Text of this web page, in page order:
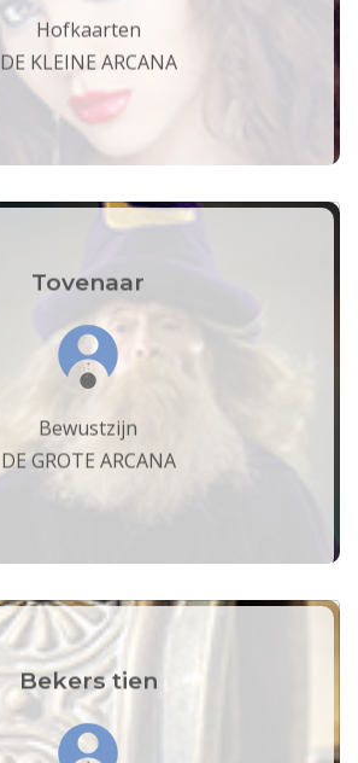
Hofkaarten
DE KLEINE ARCANA
Tovenaar
Bewustzijn
DE GROTE ARCANA
Bekers tien